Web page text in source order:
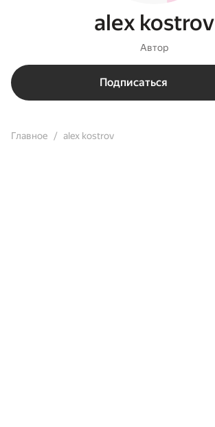
alex kostrov
Автор
Подписаться
Главное alex kostrov